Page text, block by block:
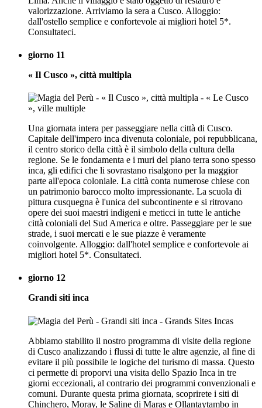
valorizzazione. Arriviamo la sera a Cusco. Alloggio:
dall'ostello semplice e confortevole ai migliori hotel 5*.
Consultateci.
giorno 11
« Il Cusco », città multipla
Una giornata intera per passeggiare nella città di Cusco.
Capitale dell'impero inca divenuta coloniale, poi repubblicana,
il centro storico della città è il simbolo della cultura della
regione. Se le fondamenta e i muri del piano terra sono spesso
inca, gli edifici che li sovrastano risalgono per la maggior
parte all'epoca coloniale. La città conta numerose chiese con
un patrimonio barocco molto impressionante. La scuola di
pittura cusquegna è l'unica del subcontinente e si ritrovano
opere dei suoi maestri indigeni e meticci in tutte le antiche
città coloniali del Sud America e oltre. Passeggiare per le sue
strade, i suoi mercati e le sue piazze è veramente
coinvolgente. Alloggio: dall'hotel semplice e confortevole ai
migliori hotel 5*. Consultateci.
giorno 12
Grandi siti inca
Abbiamo stabilito il nostro programma di visite della regione
di Cusco analizzando i flussi di tutte le altre agenzie, al fine di
evitare il più possibile le logiche del turismo di massa. Questo
ci permette di proporvi una visita dello Spazio Inca in tre
giorni eccezionali, al contrario dei programmi convenzionali e
comuni. Durante questa prima giornata, scoprirete i siti di
Chinchero, Moray, le Saline di Maras e Ollantaytambo in